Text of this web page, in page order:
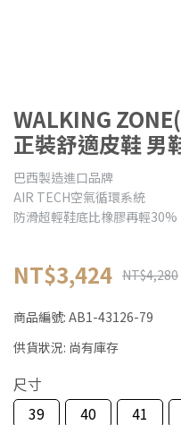
WALKING
正裝舒適皮鞋 男
巴西製造進口品牌
AIR TECH空氣循環系統
防滑超輕鞋底比橡膠再輕30%
NT$3,424 NT$4,280
商品編號: AB1-43126-79
供貨狀況: 尚有庫存
尺寸
39
40 41